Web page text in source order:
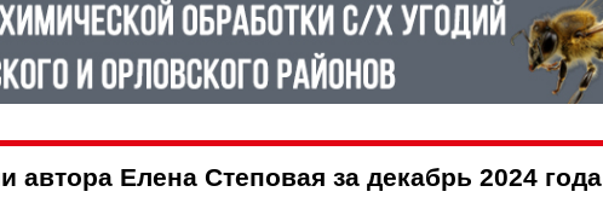
автора Елена Степовая за декабрь 2024 года